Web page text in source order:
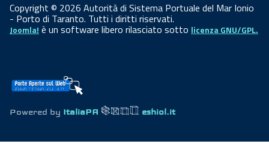
Copyright © 2026 Autorità di Sistema Portuale del Mar Ionio
- Porto di Taranto. Tutti i diritti riservati.
Joomla! è un software libero rilasciato sotto licenza GNU/GPL.
Powered by ItaliaPA eshiol.it